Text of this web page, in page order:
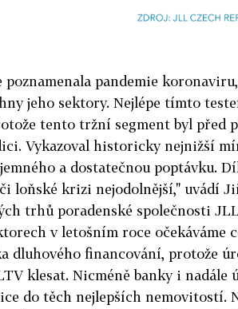
pandemie
jeho sektory. Nejlépe tímto
tento tržní segment byl před
Vykazoval historicky nejnižší
a dostatečnou poptávku.
loňské krizi nejodolnější," uvádí
trhů poradenské společnosti
v letošním roce očekáváme
dluhového financování, protože
klesat. Nicméně banky i nadále
do těch nejlepších nemovitostí.